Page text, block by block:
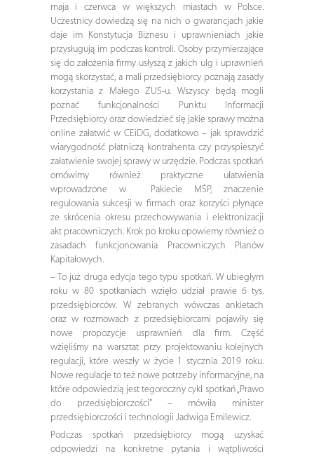
maja i czerwca w większych miastach w Polsce.
Uczestnicy dowiedzą się na nich o gwarancjach jakie
daje im Konstytucja Biznesu i uprawnieniach jakie
przysługują im podczas kontroli. Osoby przymierzające
się do założenia firmy usłyszą z jakich ulg i uprawnień
mogą skorzystać, a mali przedsiębiorcy poznają zasady
korzystania z Małego ZUS-u. Wszyscy będą mogli
poznać funkcjonalności Punktu Informacji
Przedsiębiorcy oraz dowiedzieć się jakie sprawy można
online załatwić w CEiDG, dodatkowo – jak sprawdzić
wiarygodność płatniczą kontrahenta czy przyspieszyć
załatwienie swojej sprawy w urzędzie. Podczas spotkań
omówimy również praktyczne ułatwienia
wprowadzone w Pakiecie MŚP, znaczenie
regulowania sukcesji w firmach oraz korzyści płynące
ze skrócenia okresu przechowywania i elektronizacji
akt pracowniczych. Krok po kroku opowiemy również o
zasadach funkcjonowania Pracowniczych Planów
Kapitałowych.
– To już druga edycja tego typu spotkań. W ubiegłym
roku w 80 spotkaniach wzięło udział prawie 6 tys.
przedsiębiorców. W zebranych wówczas ankietach
oraz w rozmowach z przedsiębiorcami pojawiły się
nowe propozycje usprawnień dla firm. Część
wzięliśmy na warsztat przy projektowaniu kolejnych
regulacji, które weszły w życie 1 stycznia 2019 roku.
Nowe regulacje to też nowe potrzeby informacyjne, na
które odpowiedzią jest tegoroczny cykl spotkań „Prawo
do przedsiębiorczości” – mówiła minister
przedsiębiorczości i technologii Jadwiga Emilewicz.
Podczas spotkań przedsiębiorcy mogą uzyskać
odpowiedzi na konkretne pytania i wątpliwości